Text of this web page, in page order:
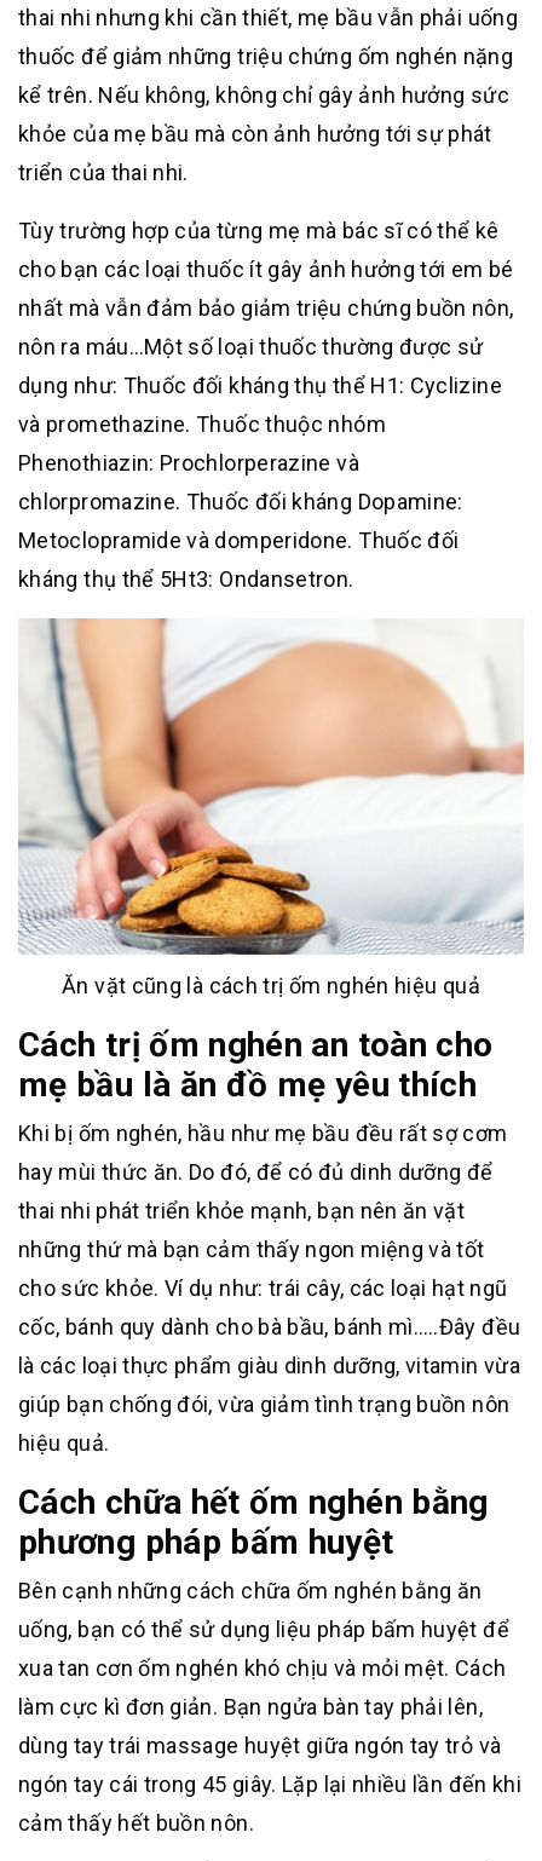
thai nhi nhưng khi cần thiết, mẹ bầu vẫn phải uống
thuốc để giảm những triệu chứng ốm nghén nặng
kể trên. Nếu không, không chỉ gây ảnh hưởng sức
khỏe của mẹ bầu mà còn ảnh hưởng tới sự phát
triển của thai nhi.
Tùy trường hợp của từng mẹ mà bác sĩ có thể kê
cho bạn các loại thuốc ít gây ảnh hưởng tới em bé
nhất mà vẫn đảm bảo giảm triệu chứng buồn nôn,
nôn ra máu…Một số loại thuốc thường được sử
dụng như: Thuốc đối kháng thụ thể H1: Cyclizine
và promethazine. Thuốc thuộc nhóm
Phenothiazin: Prochlorperazine và
chlorpromazine. Thuốc đối kháng Dopamine:
Metoclopramide và domperidone. Thuốc đối
kháng thụ thể 5Ht3: Ondansetron.
Ăn vặt cũng là cách trị ốm nghén hiệu quả
Cách trị ốm nghén an toàn cho
mẹ bầu là ăn đồ mẹ yêu thích
Khi bị ốm nghén, hầu như mẹ bầu đều rất sợ cơm
hay mùi thức ăn. Do đó, để có đủ dinh dưỡng để
thai nhi phát triển khỏe mạnh, bạn nên ăn vặt
những thứ mà bạn cảm thấy ngon miệng và tốt
cho sức khỏe. Ví dụ như: trái cây, các loại hạt ngũ
cốc, bánh quy dành cho bà bầu, bánh mì…..Đây đều
là các loại thực phẩm giàu dinh dưỡng, vitamin vừa
giúp bạn chống đói, vừa giảm tình trạng buồn nôn
hiệu quả.
Cách chữa hết ốm nghén bằng
phương pháp bấm huyệt
Bên cạnh những cách chữa ốm nghén bằng ăn
uống, bạn có thể sử dụng liệu pháp bấm huyệt để
xua tan cơn ốm nghén khó chịu và mỏi mệt. Cách
làm cực kì đơn giản. Bạn ngửa bàn tay phải lên,
dùng tay trái massage huyệt giữa ngón tay trỏ và
ngón tay cái trong 45 giây. Lặp lại nhiều lần đến khi
cảm thấy hết buồn nôn.